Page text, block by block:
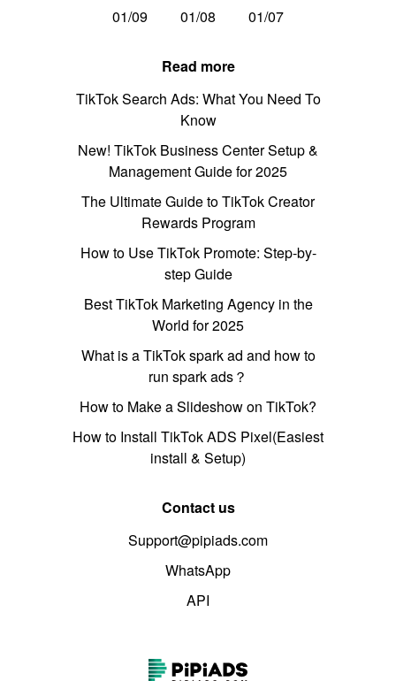
01/09
01/08 01/07
Read more
TikTok Search Ads: What You Need To
Know
New! TikTok Business Center Setup &
Management Guide for 2025
The Ultimate Guide to TikTok Creator
Rewards Program
How to Use TikTok Promote: Step-by-
step Guide
Best TikTok Marketing Agency in the
World for 2025
What is a TikTok spark ad and how to
run spark ads？
How to Make a Slideshow on TikTok?
How to Install TikTok ADS Pixel(Easiest
install & Setup)
Contact us
Support@pipiads.com
WhatsApp
API